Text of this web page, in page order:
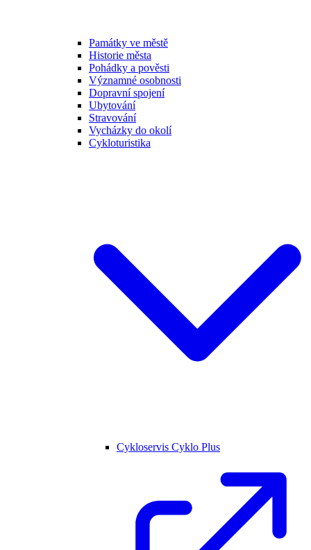
Památky ve městě
Historie města
Pohádky a pověsti
Významné osobnosti
Dopravní spojení
Ubytování
Stravování
Vycházky do okolí
Cykloturistika
Cykloservis Cyklo Plus